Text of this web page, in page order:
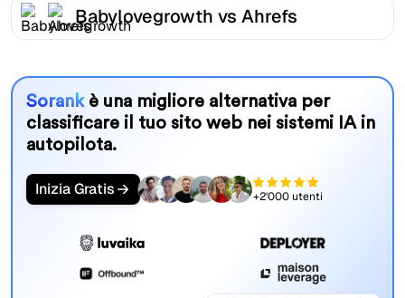
Babylovegrowth vs Ahrefs
Sorank è una migliore alternativa per
classificare il tuo sito web nei sistemi IA in
autopilota.
Inizia Gratis +2'000 utenti